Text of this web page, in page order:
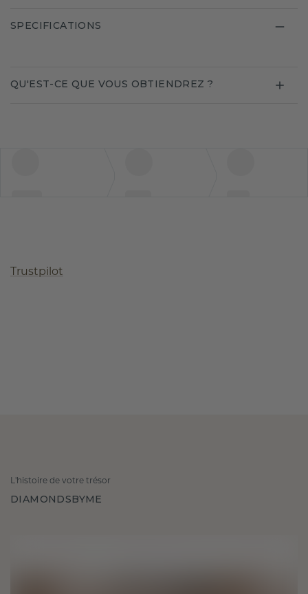
SPECIFICATIONS
QU'EST-CE QUE VOUS OBTIENDREZ ?
Trustpilot
L'histoire de votre trésor
DIAMONDSBYME